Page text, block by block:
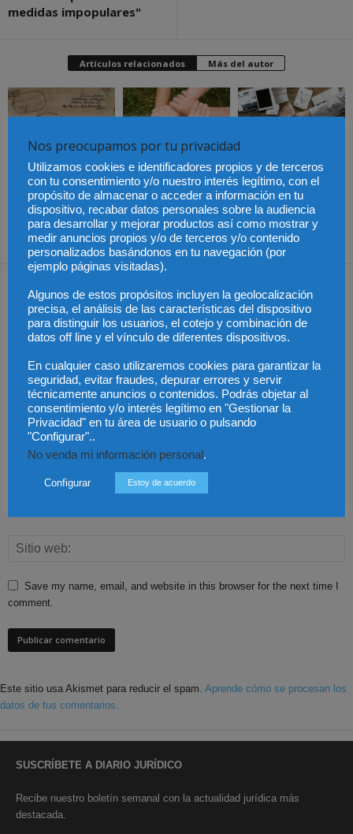
medidas impopulares"
Artículos relacionados Más del autor
Cómo proteger tu
propiedad intelectual en
el extranjero: claves
lingüísticas y jurídicas
El Pleno del CGPJ
aprueba el informe al
anteproyecto de Ley de
Familias por
unanimidad
Últimas modificaciones
en la Ley de Sociedades
de Capital
Save my name, email, and website in this browser for the next time I
comment.
Este sitio usa Akismet para reducir el spam. Aprende cómo se procesan los
datos de tus comentarios.
SUSCRÍBETE A DIARIO JURÍDICO
Recibe nuestro boletín semanal con la actualidad jurídica más
destacada.
Nos preocupamos por tu privacidad
Utilizamos cookies e identificadores propios y de terceros
con tu consentimiento y/o nuestro interés legítimo, con el
propósito de almacenar o acceder a información en tu
dispositivo, recabar datos personales sobre la audiencia
para desarrollar y mejorar productos así como mostrar y
medir anuncios propios y/o de terceros y/o contenido
personalizados basándonos en tu navegación (por
ejemplo páginas visitadas).
Algunos de estos propósitos incluyen la geolocalización
precisa, el análisis de las características del dispositivo
para distinguir los usuarios, el cotejo y combinación de
datos off line y el vínculo de diferentes dispositivos.
En cualquier caso utilizaremos cookies para garantizar la
seguridad, evitar fraudes, depurar errores y servir
técnicamente anuncios o contenidos. Podrás objetar al
consentimiento y/o interés legítimo en "Gestionar la
Privacidad" en tu área de usuario o pulsando
"Configurar"..
No venda mi información personal .
Configurar Estoy de acuerdo